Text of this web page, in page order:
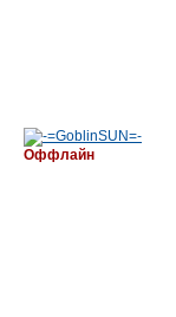
Оффлайн